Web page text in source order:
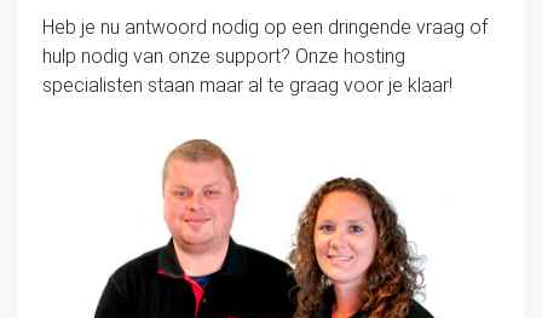
Heb je nu antwoord nodig op een dringende vraag of
hulp nodig van onze support? Onze hosting
specialisten staan maar al te graag voor je klaar!